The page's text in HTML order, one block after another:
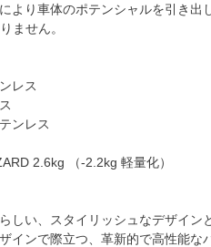
より車体のポテンシャルを引き出
ません。
レス
ンレス
2.6kg （-2.2kg 軽量化）
しい、スタイリッシュなデザイン
インで際立つ、革新的で高性能な